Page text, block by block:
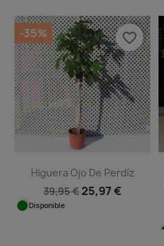
Higuera Ojo De Perdíz
39,95 € 25,97 €
Disponible
-35% favorite_border